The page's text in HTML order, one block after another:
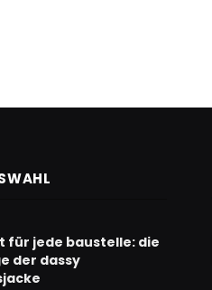
für jede baustelle: die
der dassy